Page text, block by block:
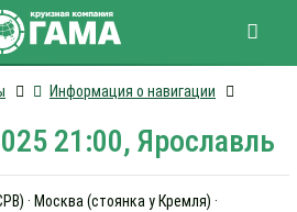
Информация о навигации
21:00, Ярославль
· Москва (стоянка у Кремля) ·